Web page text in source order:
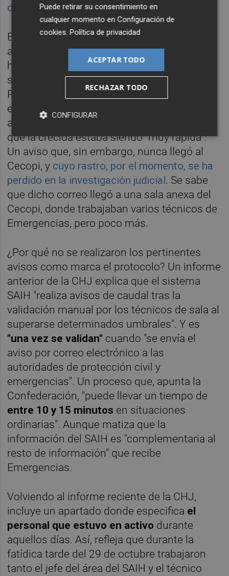
de Quart.
Es en ese mensaje donde la Confederación
acumula
los tres avisosque tendría que
haber emitido con anterioridad. "Primer,
segundo y tercer aviso de la Rambla del
Poyo NIII (Riba-Roja VALENCIA)", reza el
encabezado del correo, donde además
avisaba que la tendencia era "ascendente" y
que la crecida estaba siendo "muy rápida".
Un aviso que, sin embargo, nunca llegó al
Cecopi, y cuyo rastro, por el momento, se ha
perdido en la investigación judicial. Se sabe
que dicho correo llegó a una sala anexa del
Cecopi, donde trabajaban varios técnicos de
Emergencias, pero poco más.
¿Por qué no se realizaron los pertinentes
avisos como marca el protocolo? Un informe
anterior de la CHJ explica que el sistema
SAIH "realiza avisos de caudal tras la
validación manual por los técnicos de sala al
superarse determinados umbrales". Y es
"una vez se validan" cuando "se envía el
aviso por correo electrónico a las
autoridades de protección civil y
emergencias". Un proceso que, apunta la
Confederación, "puede llevar un tiempo de
entre 10 y 15 minutos en situaciones
ordinarias". Aunque matiza que la
información del SAIH es "complementaria al
resto de información" que recibe
Emergencias.
Volviendo al informe reciente de la CHJ,
incluye un apartado donde especifica el
personal que estuvo en activo durante
aquellos días. Así, refleja que durante la
fatídica tarde del 29 de octubre trabajaron
tanto el jefe del área del SAIH y el técnico
Puede retirar su consentimiento en
cualquier momento enConfiguración de
cookies.Política de privacidad
ACEPTAR TODO
RECHAZAR TODO
CONFIGURAR